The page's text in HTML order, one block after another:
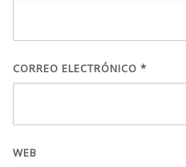
CORREO ELECTRÓNICO *
WEB